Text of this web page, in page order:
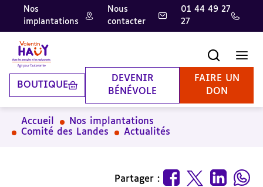
Aller
contenu
principal
Aller
pied
de
page
Aller
la
recherche
Nos
implantations
Nous
contacter
01 44 49 27
27
BOUTIQUE
DEVENIR
BÉNÉVOLE
FAIRE UN
DON
Accueil
Nos implantations
Comité des Landes
Actualités
Partager :